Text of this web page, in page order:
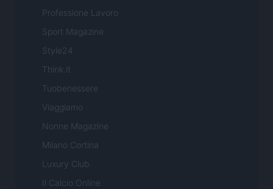
Professione Lavoro
Sport Magazine
Style24
Think.it
Tuobenessere
Viaggiamo
Nonne Magazine
Milano Cortina
Luxury Club
Il Calcio Online